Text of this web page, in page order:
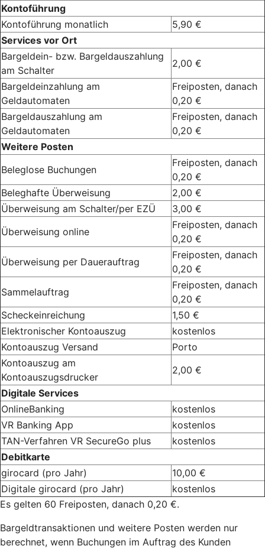
Kontoführung
Kontoführung monatlich
5,90 €
Services vor Ort
Bargeldein- bzw. Bargeldauszahlung
am Schalter
2,00 €
Bargeldeinzahlung am
Geldautomaten
Freiposten, danach
0,20 €
Bargeldauszahlung am
Geldautomaten
Freiposten, danach
0,20 €
Weitere Posten
Beleglose Buchungen
Freiposten, danach
0,20 €
Beleghafte Überweisung
2,00 €
Überweisung am Schalter/per EZÜ
3,00 €
Überweisung online
Freiposten, danach
0,20 €
Überweisung per Dauerauftrag
Freiposten, danach
0,20 €
Sammelauftrag
Freiposten, danach
0,20 €
Scheckeinreichung
1,50 €
Elektronischer Kontoauszug
kostenlos
Kontoauszug Versand
Porto
Kontoauszug am
Kontoauszugsdrucker
2,00 €
Digitale Services
OnlineBanking
kostenlos
VR Banking App
kostenlos
TAN-Verfahren VR SecureGo plus
kostenlos
Debitkarte
girocard (pro Jahr)
10,00 €
Digitale girocard (pro Jahr)
kostenlos
Es gelten 60 Freiposten, danach 0,20 €.
Bargeldtransaktionen und weitere Posten werden nur
berechnet, wenn Buchungen im Auftrag des Kunden